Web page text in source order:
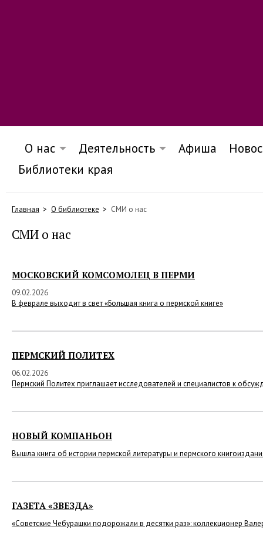
О нас Деятельность Афиша
Библиотеки края
Главная О библиотеке СМИ о нас
СМИ о нас
МОСКОВСКИЙ КОМСОМОЛЕЦ В ПЕРМИ
09.02.2026
В феврале выходит в свет «Большая книга о пермской книге»
ПЕРМСКИЙ ПОЛИТЕХ
06.02.2026
Пермский Политех приглашает исследователей и специалистов к
НОВЫЙ КОМПАНЬОН
Вышла книга об истории пермской литературы и пермского
ГАЗЕТА «ЗВЕЗДА»
«Советские Чебурашки подорожали в десятки раз»: коллекционер